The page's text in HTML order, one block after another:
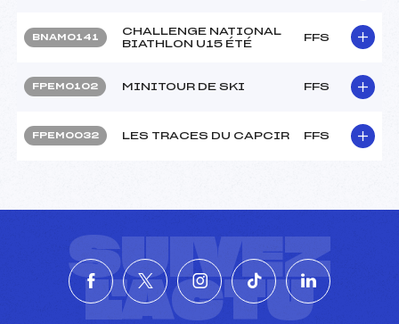
BNAM0141
CHALLENGE NATIONAL
BIATHLON U15 ÉTÉ
FFS
FPEM0102 MINITOUR DE SKI FFS
FPEM0032 LES TRACES DU CAPCIR FFS
SUIVEZ
L'ACTU